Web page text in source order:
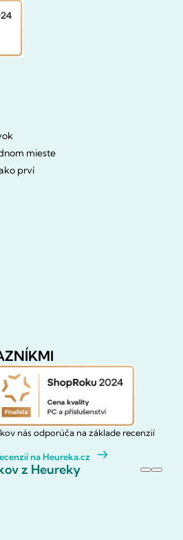
mieste
prví
nás odporúča na základe recenzií
na Heureka.cz
z Heureky